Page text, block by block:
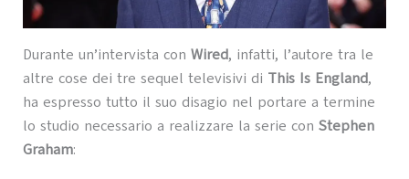
Durante un’intervista con Wired, infatti, l’autore tra le
altre cose dei tre sequel televisivi di This Is England,
ha espresso tutto il suo disagio nel portare a termine
lo studio necessario a realizzare la serie con Stephen
Graham: